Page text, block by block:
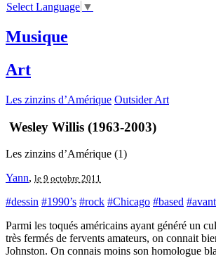
Select Language ▼
Musique
Art
Les zinzins d’Amérique Outsider Art
Wesley Willis (1963-2003)
Les zinzins d’Amérique (1)
Yann, le 9 octobre 2011
#dessin #1990’s #rock #Chicago #based
Parmi les toqués américains ayant généré un
très fermés de fervents amateurs, on connait
Johnston. On connais moins son homologue